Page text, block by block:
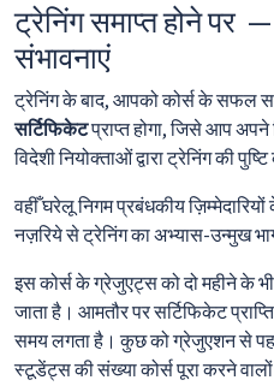
ट्रेनिंग समाप्त होने पर
संभावनाएं
ट्रेनिंग के बाद, आपको कोर्स के सफल
सर्टिफिकेटप्राप्त होगा, जिसे आप
विदेशी नियोक्ताओं द्वारा ट्रेनिंग की
वहीँ घरेलू निगम प्रबंधकीय
नज़रिये से ट्रेनिंग का अभ्यास-उन्मुख
इस कोर्स के ग्रेजुएट्स को दो महीने के
जाता है। आमतौर पर सर्टिफिकेट
समय लगता है। कुछ को ग्रेजुएशन से
स्टूडेंट्स की संख्या कोर्स पूरा करने